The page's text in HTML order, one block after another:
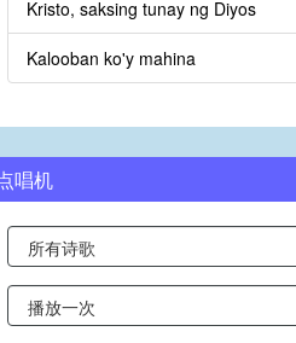
Kristo, saksing tunay ng Diyos
Kalooban ko'y mahina
唱机